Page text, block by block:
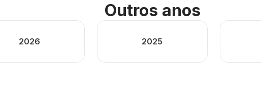
Outros anos
2026 2025